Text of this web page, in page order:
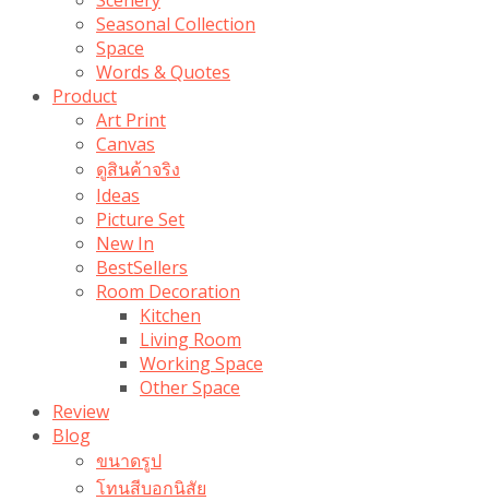
Seasonal Collection
Space
Words & Quotes
Product
Art Print
Canvas
ดูสินค้าจริง
Ideas
Picture Set
New In
BestSellers
Room Decoration
Kitchen
Living Room
Working Space
Other Space
Review
Blog
ขนาดรูป
โทนสีบอกนิสัย